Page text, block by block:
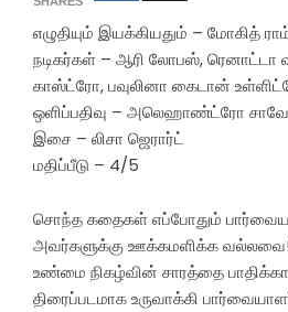
எழுதியும் இயக்கியதும் – மோகித்
நடிகர்கள் – ஆரி லோபஸ், ரெனாட்டா
காஸ்ட்ரோ, பவுலினா கைடான்
ஒளிப்பதிவு – அலெஹாண்ட்ரோ
இசை – லிசா ஜெரார்ட்
மதிப்பீடு – 4/5
சொந்த கதைகள் எப்போதும்
அவர்களுக்கு ஊக்கமளிக்க வல்லவை!
உண்மை நிகழ்வின் சாரத்தை
திரைப்படமாக உருவாக்கி